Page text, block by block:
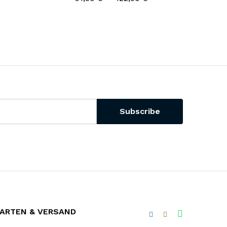
& VERSAND